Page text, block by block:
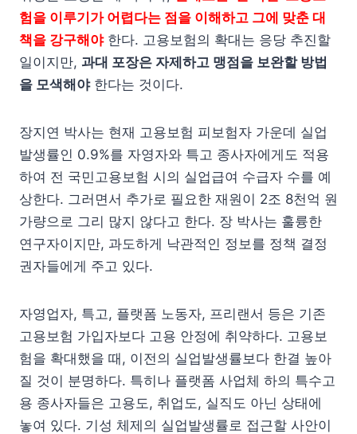
험을 이루기가 어렵다는 점을 이해하고 그에 맞춘 대
책을 강구해야한다. 고용보험의 확대는 응당 추진할
일이지만, 과대 포장은 자제하고 맹점을 보완할 방법
을 모색해야한다는 것이다.
장지연 박사는 현재 고용보험 피보험자 가운데 실업
발생률인 0.9%를 자영자와 특고 종사자에게도 적용
하여 전 국민고용보험 시의 실업급여 수급자 수를 예
상한다. 그러면서 추가로 필요한 재원이 2조 8천억 원
가량으로 그리 많지 않다고 한다. 장 박사는 훌륭한
연구자이지만, 과도하게 낙관적인 정보를 정책 결정
권자들에게 주고 있다.
자영업자, 특고, 플랫폼 노동자, 프리랜서 등은 기존
고용보험 가입자보다 고용 안정에 취약하다. 고용보
험을 확대했을 때, 이전의 실업발생률보다 한결 높아
질 것이 분명하다. 특히나 플랫폼 사업체 하의 특수고
용 종사자들은 고용도, 취업도, 실직도 아닌 상태에
놓여 있다. 기성 체제의 실업발생률로 접근할 사안이